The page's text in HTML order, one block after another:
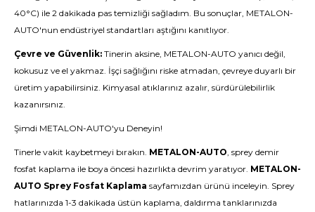
40°C) ile 2 dakikada pas temizliği sağladım. Bu sonuçlar, METALON-
AUTO'nun endüstriyel standartları aştığını kanıtlıyor.
Çevre ve Güvenlik: Tinerin aksine, METALON-AUTO yanıcı değil,
kokusuz ve el yakmaz. İşçi sağlığını riske atmadan, çevreye duyarlı bir
üretim yapabilirsiniz. Kimyasal atıklarınız azalır, sürdürülebilirlik
kazanırsınız.
Şimdi METALON-AUTO'yu Deneyin!
Tinerle vakit kaybetmeyi bırakın. METALON-AUTO, sprey demir
fosfat kaplama ile boya öncesi hazırlıkta devrim yaratıyor. METALON-
AUTO Sprey Fosfat Kaplama sayfamızdan ürünü inceleyin. Sprey
hatlarınızda 1-3 dakikada üstün kaplama, daldırma tanklarınızda